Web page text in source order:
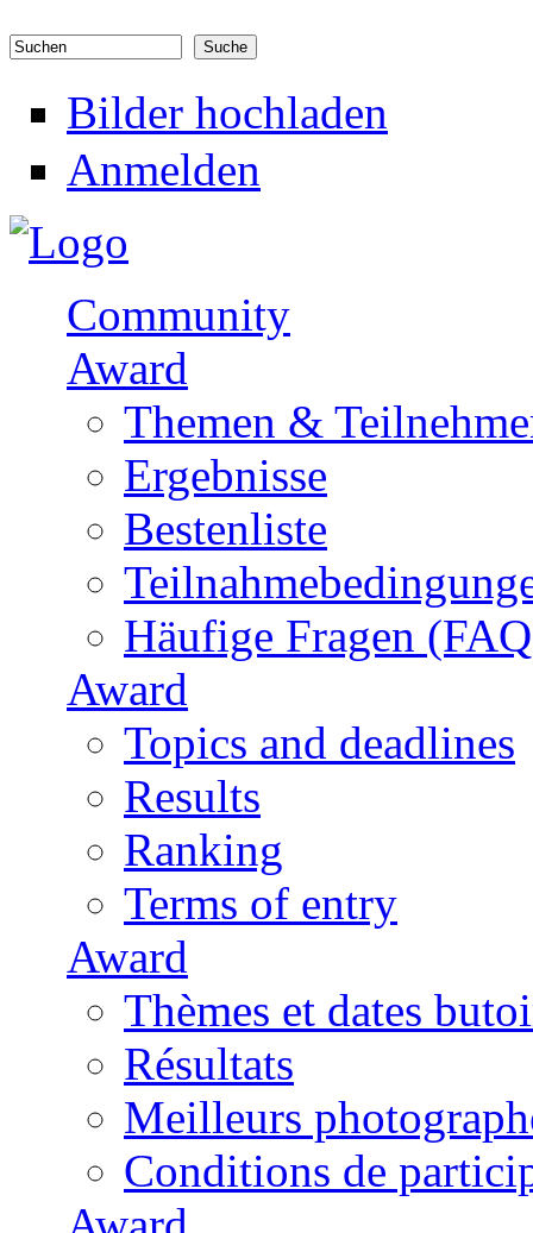
Suchformular
Bilder hochladen
Anmelden
Community
Award
Themen &
Ergebnisse
Bestenliste
Häufige Fragen
Award
Topics and deadlines
Results
Ranking
Terms of entry
Award
Thèmes et dates
Résultats
Meilleurs
Conditions de